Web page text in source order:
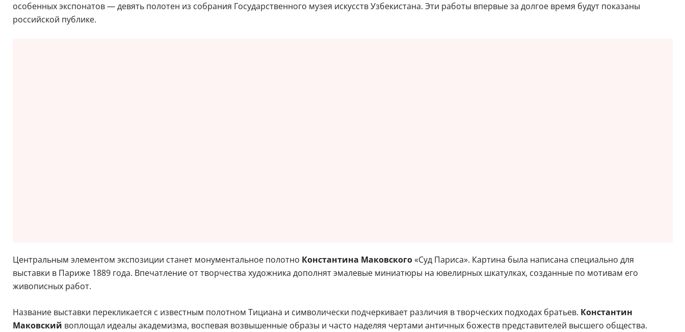
особенных экспонатов — девять полотен из собрания Государственного музея искусств Узбекистана. Эти работы впервые за долгое время будут показаны
российской публике.
Центральным элементом экспозиции станет монументальное полотно Константина Маковского«Суд Париса». Картина была написана специально для
выставки в Париже 1889 года. Впечатление от творчества художника дополнят эмалевые миниатюры на ювелирных шкатулках, созданные по мотивам его
живописных работ.
Название выставки перекликается с известным полотном Тициана и символически подчеркивает различия в творческих подходах братьев. Константин
Маковский воплощал идеалы академизма, воспевая возвышенные образы и часто наделяя чертами античных божеств представителей высшего общества.